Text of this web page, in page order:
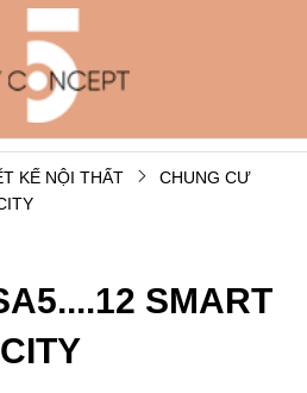
KẾ NỘI THẤT
CHUNG CƯ
SMART
CITY